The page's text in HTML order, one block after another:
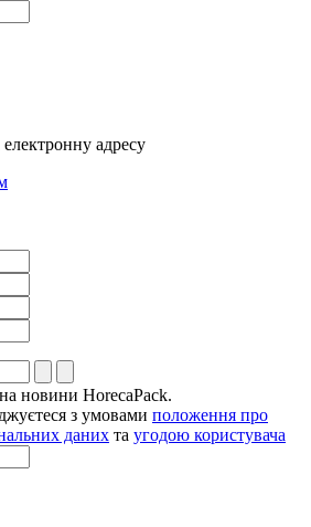
адресу
новини HorecaPack.
з умовами положення про
даних та угодою користувача